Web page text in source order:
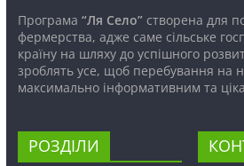
Програма “Ля Село”створена для
фермерства, адже саме сільське
країну на шляху до успішного
зроблять усе, щоб перебування на
максимально інформативним та
РОЗДІЛИ